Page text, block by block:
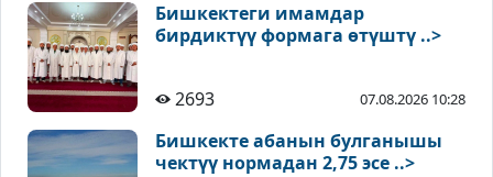
Бишкектеги имамдар
бирдиктүү формага өтүштү ..>
2693 07.08.2026 10:28
Бишкекте абанын булганышы
чектүү нормадан 2,75 эсе ..>